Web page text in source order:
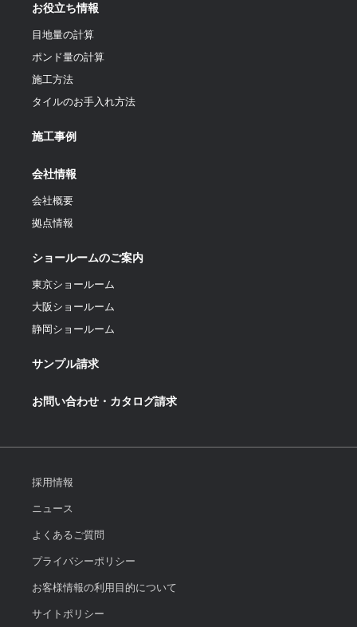
お役立ち情報
目地量の計算
ポンド量の計算
施工方法
タイルのお手入れ方法
施工事例
会社情報
会社概要
拠点情報
ショールームのご案内
東京ショールーム
大阪ショールーム
静岡ショールーム
サンプル請求
お問い合わせ・カタログ請求
採用情報
ニュース
よくあるご質問
プライバシーポリシー
お客様情報の利用目的について
サイトポリシー